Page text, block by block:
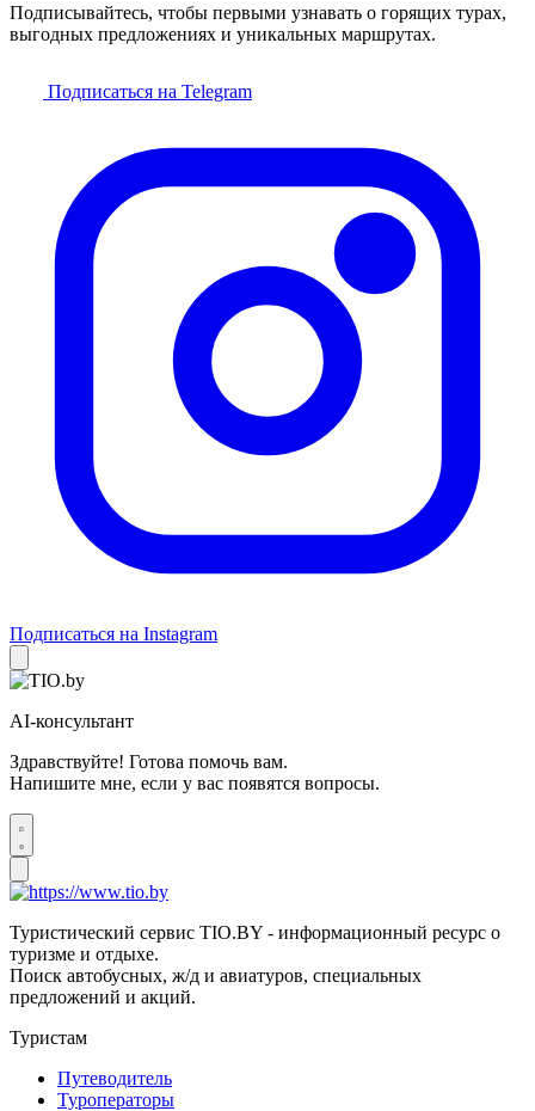
Подписывайтесь, чтобы первыми узнавать о горящих турах,
выгодных предложениях и уникальных маршрутах.
Подписаться на Telegram
Подписаться на Instagram
AI-консультант
Здравствуйте! Готова помочь вам.
Напишите мне, если у вас появятся вопросы.
Туристический сервис TIO.BY - информационный ресурс о
туризме и отдыхе.
Поиск автобусных, ж/д и авиатуров, специальных
предложений и акций.
Туристам
Путеводитель
Туроператоры